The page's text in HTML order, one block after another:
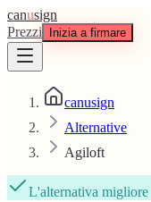
canusign
Prezzi
Inizia a firmare
canusign
Alternative
Agiloft
L'alternativa migliore